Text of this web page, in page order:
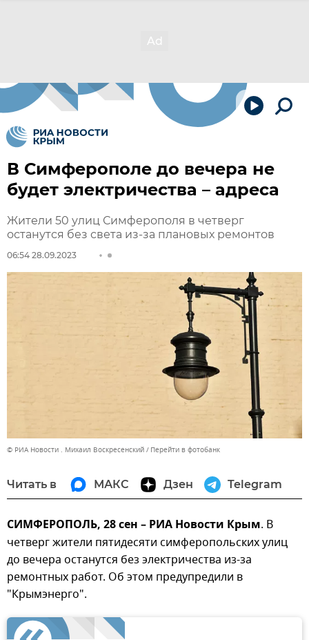
В Симферополе до вечера не
будет электричества – адреса
Жители 50 улиц Симферополя в четверг
останутся без света из-за плановых ремонтов
06:54 28.09.2023
© РИА Новости . Михаил Воскресенский Перейти в фотобанк
Читать в МАКС Дзен Telegram
СИМФЕРОПОЛЬ, 28 сен – РИА Новости Крым. В
четверг жители пятидесяти симферопольских улиц
до вечера останутся без электричества из-за
ремонтных работ. Об этом предупредили в
"Крымэнерго".